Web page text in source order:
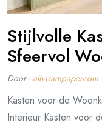
Stijlvolle
Sfeervol
Door - alharampapercom
Kasten voor de
Interieur Kasten voor